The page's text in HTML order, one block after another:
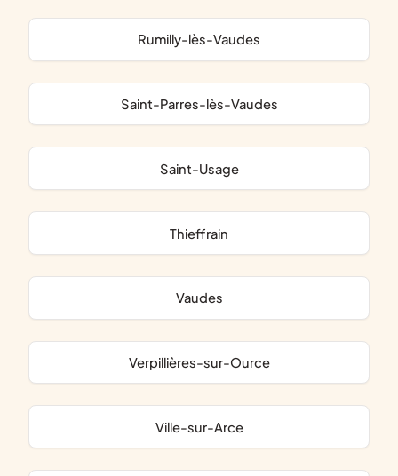
Rumilly-lès-Vaudes
Saint-Parres-lès-Vaudes
Saint-Usage
Thieffrain
Vaudes
Verpillières-sur-Ource
Ville-sur-Arce